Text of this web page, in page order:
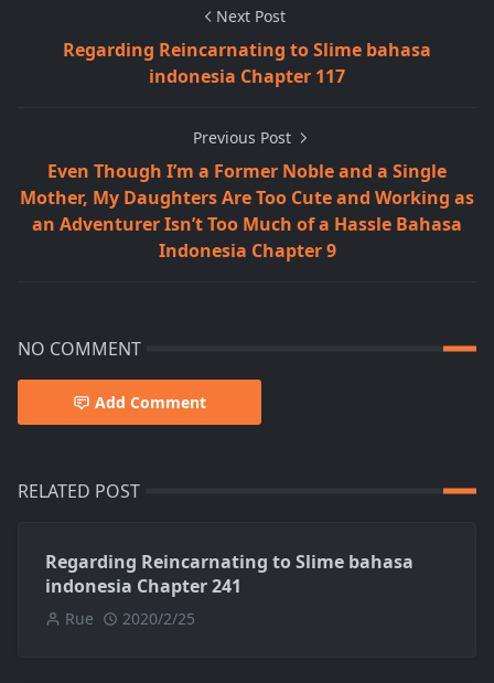
Next Post
Regarding Reincarnating to Slime bahasa
indonesia Chapter 117
Previous Post
Even Though I’m a Former Noble and a Single
Mother, My Daughters Are Too Cute and Working as
an Adventurer Isn’t Too Much of a Hassle Bahasa
Indonesia Chapter 9
NO COMMENT
Add Comment
RELATED POST
Regarding Reincarnating to Slime bahasa
indonesia Chapter 241
Rue 2020/2/25